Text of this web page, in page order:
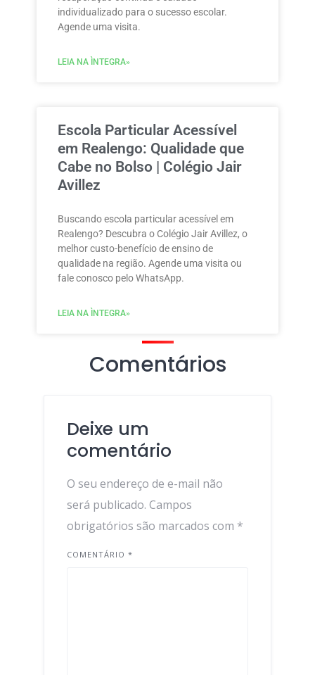
individualizado para o sucesso escolar.
Agende uma visita.
LEIA NA ÌNTEGRA»
Escola Particular Acessível
em Realengo: Qualidade que
Cabe no Bolso | Colégio Jair
Avillez
Buscando escola particular acessível em
Realengo? Descubra o Colégio Jair Avillez, o
melhor custo-benefício de ensino de
qualidade na região. Agende uma visita ou
fale conosco pelo WhatsApp.
LEIA NA ÌNTEGRA»
Comentários
Deixe um
comentário
O seu endereço de e-mail não
será publicado. Campos
obrigatórios são marcados com *
COMENTÁRIO *